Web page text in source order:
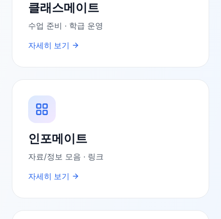
클래스메이트
수업 준비 · 학급 운영
자세히 보기
인포메이트
자료/정보 모음 · 링크
자세히 보기